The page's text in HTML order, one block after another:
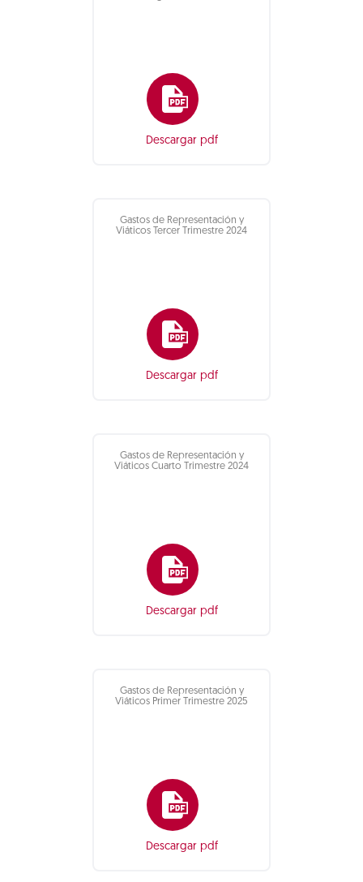
Descargar pdf
Gastos de Representación y
Viáticos Tercer Trimestre 2024
Descargar pdf
Gastos de Representación y
Viáticos Cuarto Trimestre 2024
Descargar pdf
Gastos de Representación y
Viáticos Primer Trimestre 2025
Descargar pdf